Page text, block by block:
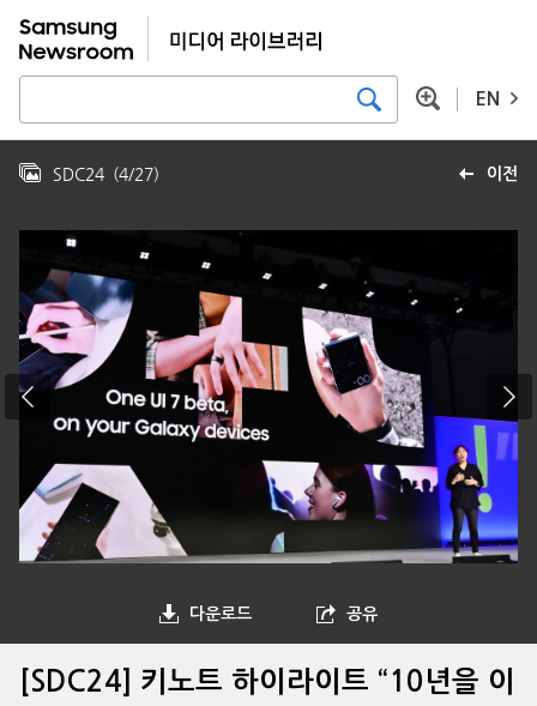
EN
이전
SDC24 (4/27)
다운로드 공유
[SDC24] 키노트 하이라이트 “10년을 이